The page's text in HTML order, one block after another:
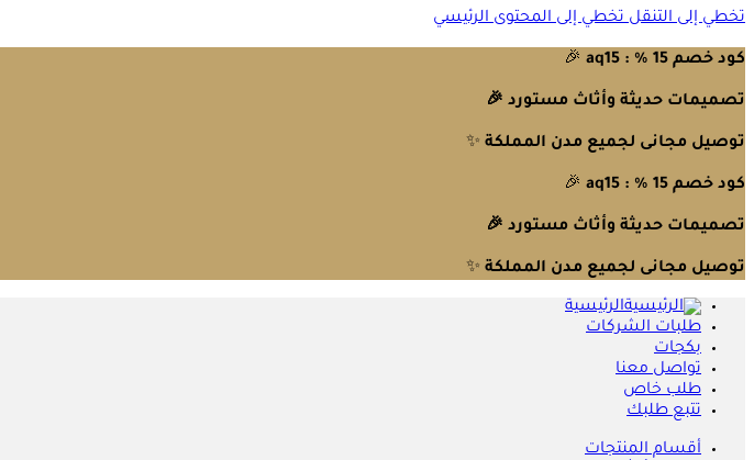
تخطي إلى التنقلتخطي إلى المحتوى الرئيسي
كود خصم 15 % : aq15 🎉
تصميمات حديثة وأثاث مستورد 🎉
توصيل مجانى لجميع مدن المملكة ✨
كود خصم 15 % : aq15 🎉
تصميمات حديثة وأثاث مستورد 🎉
توصيل مجانى لجميع مدن المملكة ✨
الرئيسية
طلبات الشركات
بكجات
تواصل معنا
طلب خاص
تتبع طلبك
أقسام المنتجات